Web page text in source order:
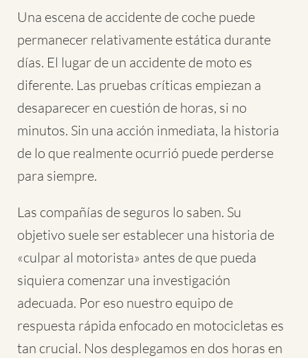
Una escena de accidente de coche puede
permanecer relativamente estática durante
días. El lugar de un accidente de moto es
diferente. Las pruebas críticas empiezan a
desaparecer en cuestión de horas, si no
minutos. Sin una acción inmediata, la historia
de lo que realmente ocurrió puede perderse
para siempre.
Las compañías de seguros lo saben. Su
objetivo suele ser establecer una historia de
«culpar al motorista» antes de que pueda
siquiera comenzar una investigación
adecuada. Por eso nuestro equipo de
respuesta rápida enfocado en motocicletas es
tan crucial. Nos desplegamos en dos horas en